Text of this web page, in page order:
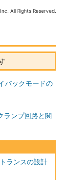
All Rights Reserved.
バックモードの
ランプ回路と関
ランスの設計